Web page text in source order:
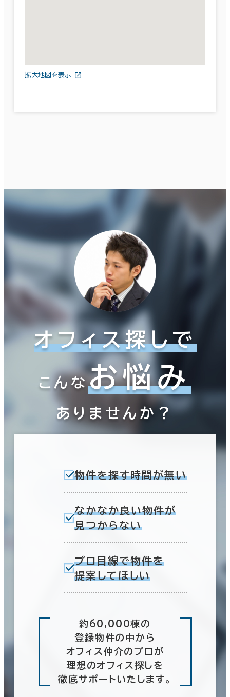
拡大地図を表示
オフィス探しで
こんなお悩み
ありませんか？
物件を探す時間が無い
なかなか良い物件が
見つからない
プロ目線で物件を
提案してほしい
約60,000棟の
登録物件の中から
オフィス仲介のプロが
理想のオフィス探しを
徹底サポートいたします。